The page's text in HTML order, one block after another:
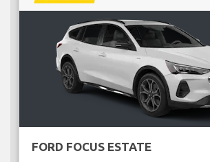
FORD FOCUS ESTATE